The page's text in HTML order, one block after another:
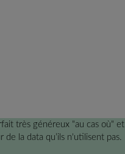
très généreux "au cas où" et
de la data qu’ils n'utilisent pas.